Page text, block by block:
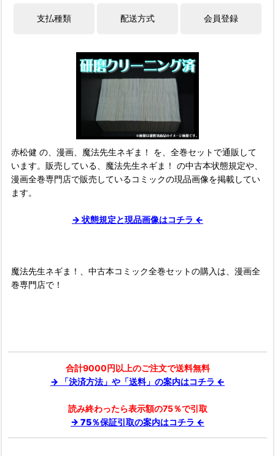
赤松健 の、漫画、魔法先生ネギま！ を、全巻セットで通販して
います。販売している、魔法先生ネギま！ の中古本状態規定や、
漫画全巻専門店で販売しているコミックの現品画像を掲載してい
ます。
→ 状態規定と現品画像はコチラ ←
魔法先生ネギま！、中古本コミック全巻セットの購入は、漫画全
巻専門店で！
合計9000円以上のご注文で送料無料
→ 「決済方法」や「送料」の案内はコチラ ←
読み終わったら表示額の75％で引取
→ 75％保証引取の案内はコチラ ←